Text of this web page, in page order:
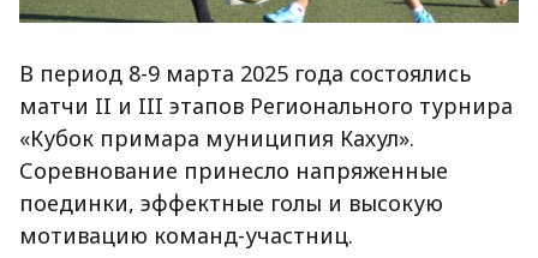
В период 8-9 марта 2025 года состоялись
матчи II и III этапов Регионального турнира
«Кубок примара муниципия Кахул».
Соревнование принесло напряженные
поединки, эффектные голы и высокую
мотивацию команд-участниц.